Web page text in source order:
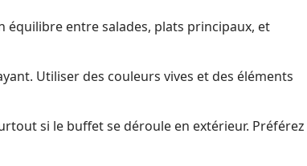
équilibre entre salades, plats principaux, et
Utiliser des couleurs vives et des éléments
si le buffet se déroule en extérieur. Préférez